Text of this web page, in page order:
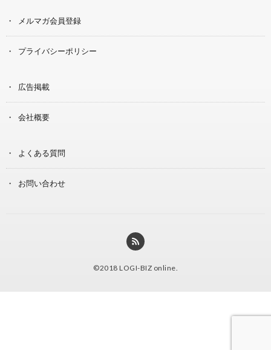
メルマガ会員登録
プライバシーポリシー
広告掲載
会社概要
よくある質問
お問い合わせ
©2018 LOGI-BIZ online